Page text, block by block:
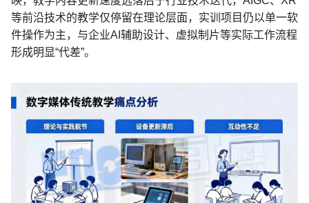
等前沿技术的教学仅停留在理论层面，实训项目仍以单一软
件操作为主，与企业AI辅助设计、虚拟制片等实际工作流程
形成明显“代差”。